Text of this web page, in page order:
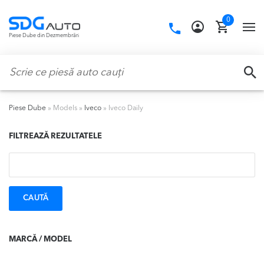
navigation
content
Piese Dube din Dezmembrări
Call
0
Piese Dube » Models » Iveco » Iveco Daily
FILTREAZĂ REZULTATELE
MARCĂ / MODEL